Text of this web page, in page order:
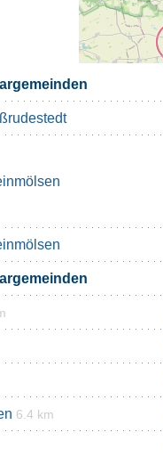
6.4 km